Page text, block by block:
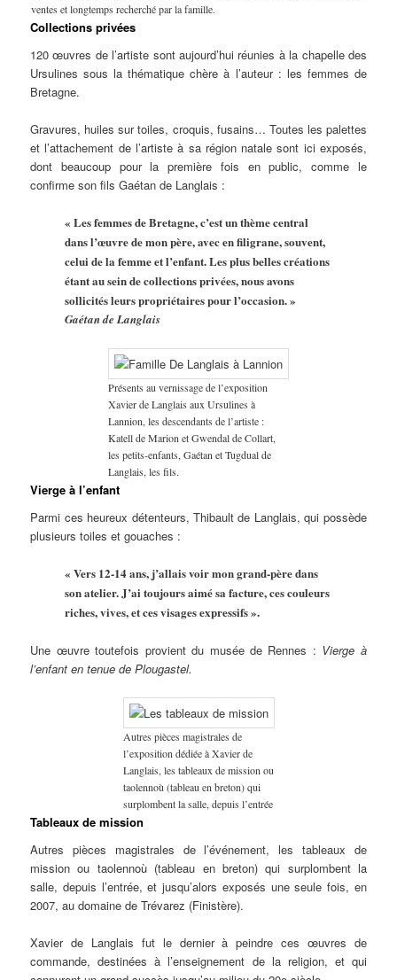
ventes et longtemps recherché par la famille.
Collections privées
120 œuvres de l’artiste sont aujourd’hui réunies à la chapelle des
Ursulines sous la thématique chère à l’auteur : les femmes de
Bretagne.
Gravures, huiles sur toiles, croquis, fusains… Toutes les palettes
et l’attachement de l’artiste à sa région natale sont ici exposés,
dont beaucoup pour la première fois en public, comme le
confirme son fils Gaétan de Langlais :
« Les femmes de Bretagne, c’est un thème central
dans l’œuvre de mon père, avec en filigrane, souvent,
celui de la femme et l’enfant. Les plus belles créations
étant au sein de collections privées, nous avons
sollicités leurs propriétaires pour l’occasion. »
Gaétan de Langlais
Présents au vernissage de l’exposition
Xavier de Langlais aux Ursulines à
Lannion, les descendants de l’artiste :
Katell de Marion et Gwendal de Collart,
les petits-enfants, Gaétan et Tugdual de
Langlais, les fils.
Vierge à l’enfant
Parmi ces heureux détenteurs, Thibault de Langlais, qui possède
plusieurs toiles et gouaches :
« Vers 12-14 ans, j’allais voir mon grand-père dans
son atelier. J’ai toujours aimé sa facture, ces couleurs
riches, vives, et ces visages expressifs ».
Une œuvre toutefois provient du musée de Rennes : Vierge à
l’enfant en tenue de Plougastel.
Autres pièces magistrales de
l’exposition dédiée à Xavier de
Langlais, les tableaux de mission ou
taolennoù (tableau en breton) qui
surplombent la salle, depuis l’entrée
Tableaux de mission
Autres pièces magistrales de l’événement, les tableaux de
mission ou taolennoù (tableau en breton) qui surplombent la
salle, depuis l’entrée, et jusqu’alors exposés une seule fois, en
2007, au domaine de Trévarez (Finistère).
Xavier de Langlais fut le dernier à peindre ces œuvres de
commande, destinées à l’enseignement de la religion, et qui